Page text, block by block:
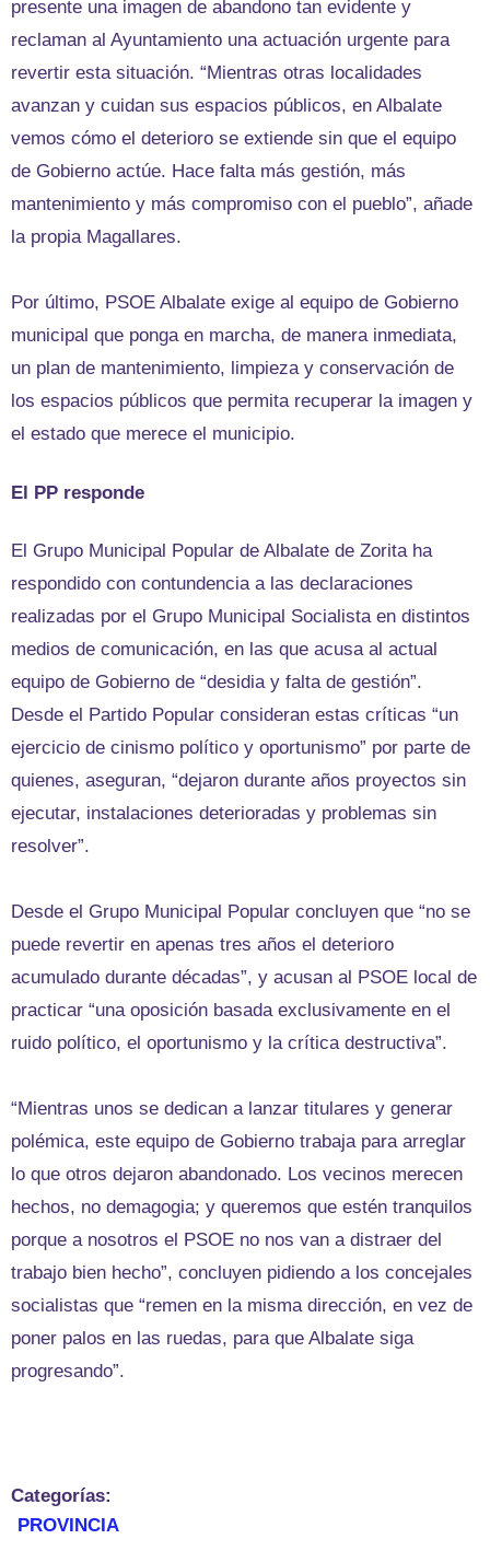
presente una imagen de abandono tan evidente y
reclaman al Ayuntamiento una actuación urgente para
revertir esta situación. “Mientras otras localidades
avanzan y cuidan sus espacios públicos, en Albalate
vemos cómo el deterioro se extiende sin que el equipo
de Gobierno actúe. Hace falta más gestión, más
mantenimiento y más compromiso con el pueblo”, añade
la propia Magallares.
Por último, PSOE Albalate exige al equipo de Gobierno
municipal que ponga en marcha, de manera inmediata,
un plan de mantenimiento, limpieza y conservación de
los espacios públicos que permita recuperar la imagen y
el estado que merece el municipio.
El PP responde
El Grupo Municipal Popular de Albalate de Zorita ha
respondido con contundencia a las declaraciones
realizadas por el Grupo Municipal Socialista en distintos
medios de comunicación, en las que acusa al actual
equipo de Gobierno de “desidia y falta de gestión”.
Desde el Partido Popular consideran estas críticas “un
ejercicio de cinismo político y oportunismo” por parte de
quienes, aseguran, “dejaron durante años proyectos sin
ejecutar, instalaciones deterioradas y problemas sin
resolver”.
Desde el Grupo Municipal Popular concluyen que “no se
puede revertir en apenas tres años el deterioro
acumulado durante décadas”, y acusan al PSOE local de
practicar “una oposición basada exclusivamente en el
ruido político, el oportunismo y la crítica destructiva”.
“Mientras unos se dedican a lanzar titulares y generar
polémica, este equipo de Gobierno trabaja para arreglar
lo que otros dejaron abandonado. Los vecinos merecen
hechos, no demagogia; y queremos que estén tranquilos
porque a nosotros el PSOE no nos van a distraer del
trabajo bien hecho”, concluyen pidiendo a los concejales
socialistas que “remen en la misma dirección, en vez de
poner palos en las ruedas, para que Albalate siga
progresando”.
Categorías:
PROVINCIA